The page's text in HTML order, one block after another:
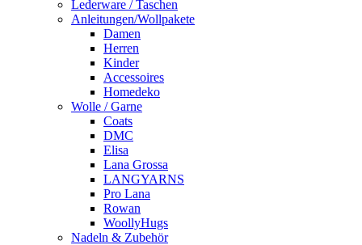
Lederware / Taschen
Anleitungen/Wollpakete
Damen
Herren
Kinder
Accessoires
Homedeko
Wolle / Garne
Coats
DMC
Elisa
Lana Grossa
LANGYARNS
Pro Lana
Rowan
WoollyHugs
Nadeln & Zubehör